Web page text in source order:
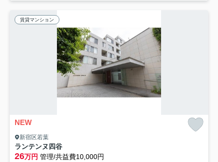
賃貸マンション
NEW
新宿区若葉
ランテンヌ四谷
26万円 管理/共益費10,000円